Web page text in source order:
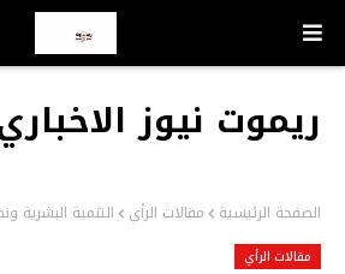
ريموت نيوز
الصفحة الرئيسية مقالات الرأي التنمية البشرية
مقالات الرأي